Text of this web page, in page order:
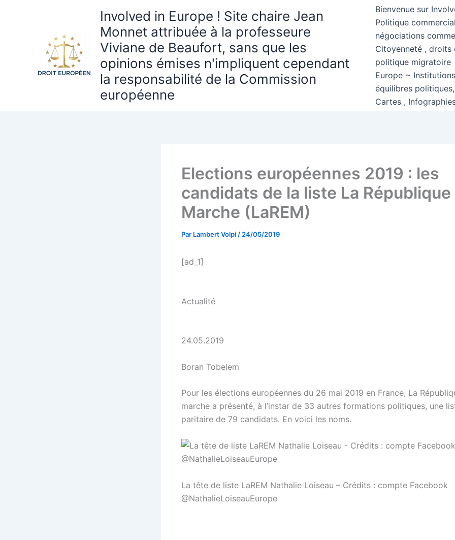
Involved in Europe ! Site chaire Jean
Monnet attribuée à la professeure
Viviane de Beaufort, sans que les
opinions émises n'impliquent cependant
la responsabilité de la Commission
européenne
Bienvenue sur
Politique
négociations
Citoyenneté ,
politique migratoire
Europe ~
équilibres
Cartes ,
Elections européennes 2019 : les
candidats de la liste La République
Marche (LaREM)
Par Lambert Volpi / 24/05/2019
[ad_1]
Actualité
24.05.2019
Boran Tobelem
Pour les élections européennes du 26 mai 2019 en France, La
marche a présenté, à l’instar de 33 autres formations politiques, une
paritaire de 79 candidats. En voici les noms.
La tête de liste LaREM Nathalie Loiseau – Crédits : compte Facebook
@NathalieLoiseauEurope